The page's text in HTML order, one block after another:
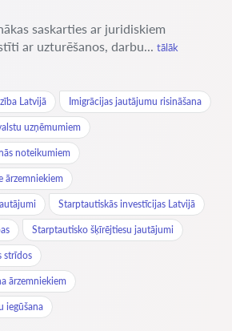
saskarties ar juridiskiem
ar uzturēšanos, darbu... tālāk
Latvijā Imigrācijas jautājumu risināšana
uzņēmumiem
noteikumiem
ārzemniekiem
Starptautiskās investīcijas Latvijā
Starptautisko šķīrējtiesu jautājumi
strīdos
ārzemniekiem
iegūšana